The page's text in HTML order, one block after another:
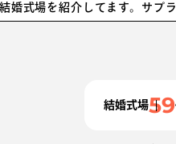
介してます。サプライズ企画
結婚式場59